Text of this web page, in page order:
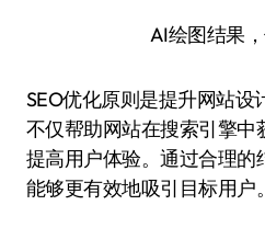
AI绘图结果
SEO优化原则是提升网站设
不仅帮助网站在搜索引擎中
提高用户体验。通过合理的
能够更有效地吸引目标用户。